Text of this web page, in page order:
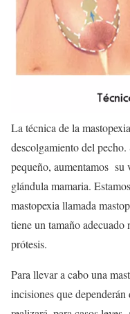
La técnica de la
descolgamiento del
pequeño, aumentamos su
glándula mamaria.
mastopexia llamada
tiene un tamaño
prótesis.
Para llevar a cabo una
incisiones que